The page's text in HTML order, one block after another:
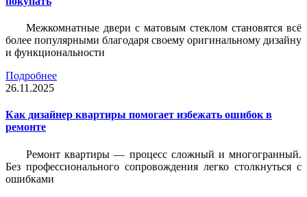
Межкомнатные двери с матовым стеклом становятся всё
более популярными благодаря своему оригинальному дизайну
и функциональности
Подробнее
26.11.2025
Как дизайнер квартиры помогает избежать ошибок в
ремонте
Ремонт квартиры — процесс сложный и многогранный.
Без профессионального сопровождения легко столкнуться с
ошибками